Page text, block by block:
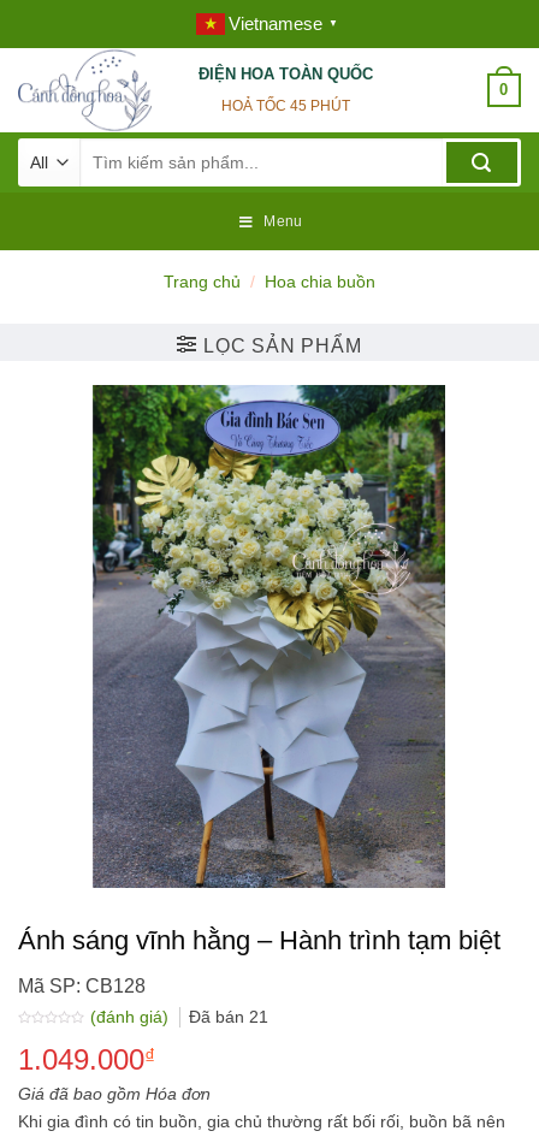
to
content
Vietnamese ▼
ĐIỆN HOA TOÀN QUỐC
HOẢ TỐC 45 PHÚT
0
kiếm:
Menu
Trang chủ / Hoa chia buồn
LỌC SẢN PHẨM
Ánh sáng vĩnh hằng – Hành trình tạm biệt
Mã SP: CB128
xếp
hạng
5
sao
(đánh giá) Đã bán 21
1.049.000₫
Giá đã bao gồm Hóa đơn
Khi gia đình có tin buồn, gia chủ thường rất bối rối, buồn bã nên